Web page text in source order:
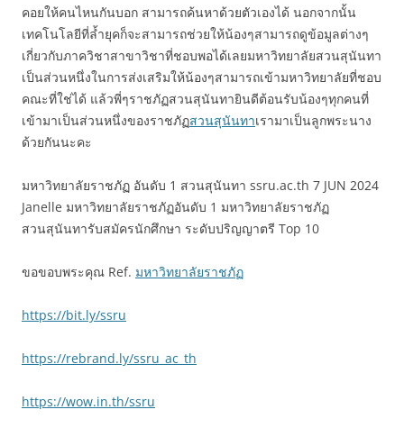
คอยให้คนไหนกันบอก สามารถค้นหาด้วยตัวเองได้ นอกจากนั้น
เทคโนโลยีที่ล้ำยุคก็จะสามารถช่วยให้น้องๆสามารถดูข้อมูลต่างๆ
เกี่ยวกับภาควิชาสาขาวิชาที่ชอบพอได้เลยมหาวิทยาลัยสวนสุนันทา
เป็นส่วนหนึ่งในการส่งเสริมให้น้องๆสามารถเข้ามหาวิทยาลัยที่ชอบ
คณะที่ใช่ได้ แล้วพี่ๆราชภัฏสวนสุนันทายินดีต้อนรับน้องๆทุกคนที่
เข้ามาเป็นส่วนหนึ่งของราชภัฏสวนสุนันทาเรามาเป็นลูกพระนาง
ด้วยกันนะคะ
มหาวิทยาลัยราชภัฏ อันดับ 1 สวนสุนันทา ssru.ac.th 7 JUN 2024
Janelle มหาวิทยาลัยราชภัฏอันดับ 1 มหาวิทยาลัยราชภัฏ
สวนสุนันทารับสมัครนักศึกษา ระดับปริญญาตรี Top 10
ขอขอบพระคุณ Ref. มหาวิทยาลัยราชภัฏ
https://bit.ly/ssru
https://rebrand.ly/ssru_ac_th
https://wow.in.th/ssru